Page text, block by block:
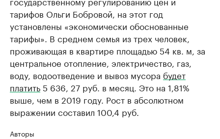
тарифов Ольги Бобровой, на этот год
установлены «экономически обоснованные
тарифы». В среднем семья из трех человек,
проживающая в квартире площадью 54 кв. м, за
центральное отопление, электричество, газ,
воду, водоотведение и вывоз мусора будет
платить 5 636, 27 руб. в месяц. Это на 1,81%
выше, чем в 2019 году. Рост в абсолютном
выражении составил 100,4 руб.
Авторы